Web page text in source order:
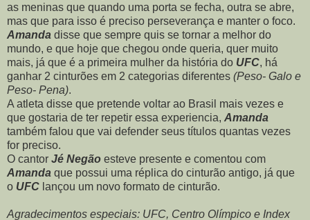
as meninas que quando uma porta se fecha, outra se abre,
mas que para isso é preciso perseverança e manter o foco.
Amanda disse que sempre quis se tornar a melhor do
mundo, e que hoje que chegou onde queria, quer muito
mais, já que é a primeira mulher da história do UFC, há
ganhar 2 cinturões em 2 categorias diferentes (Peso- Galo e
Peso- Pena).
A atleta disse que pretende voltar ao Brasil mais vezes e
que gostaria de ter repetir essa experiencia, Amanda
também falou que vai defender seus títulos quantas vezes
for preciso.
O cantor Jé Negão esteve presente e comentou com
Amanda que possui uma réplica do cinturão antigo, já que
o UFC lançou um novo formato de cinturão.
Agradecimentos especiais: UFC, Centro Olímpico e Index